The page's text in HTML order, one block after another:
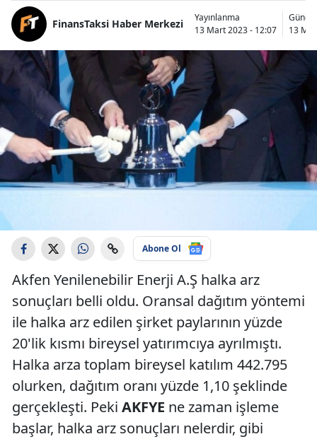
FinansTaksi Haber Merkezi
Yayınlanma
13 Mart 2023 - 12:07
13
Abone Ol
Akfen Yenilenebilir Enerji A.Ş halka arz
sonuçları belli oldu. Oransal dağıtım yöntemi
ile halka arz edilen şirket paylarının yüzde
20'lik kısmı bireysel yatırımcıya ayrılmıştı.
Halka arza toplam bireysel katılım 442.795
olurken, dağıtım oranı yüzde 1,10 şeklinde
gerçekleşti. Peki AKFYE ne zaman işleme
başlar, halka arz sonuçları nelerdir, gibi